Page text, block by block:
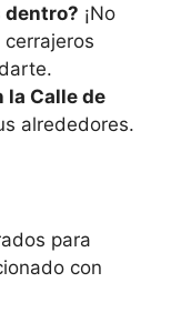
dentro? ¡No
la Calle de
alrededores.
para
con